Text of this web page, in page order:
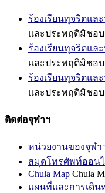
ร้องเรียนทุจริตแล
และประพฤติมิชอบ
ร้องเรียนทุจริตแล
และประพฤติมิชอบ
ร้องเรียนทุจริตแล
และประพฤติมิชอบ
ติดต่อจุฬาฯ
หน่วยงานของจุฬา
สมุดโทรศัพท์ออน
Chula Map Chula
แผนที่และการเดิน